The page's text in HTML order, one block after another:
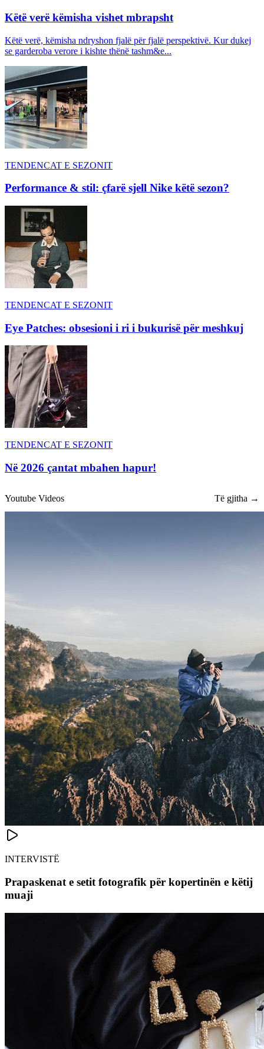
Këtë verë këmisha vishet mbrapsht
Këtë verë, këmisha ndryshon fjalë për fjalë perspektivë. Kur dukej
se garderoba verore i kishte thënë tashm&e...
TENDENCAT E SEZONIT
Performance & stil: çfarë sjell Nike këtë sezon?
TENDENCAT E SEZONIT
Eye Patches: obsesioni i ri i bukurisë për meshkuj
TENDENCAT E SEZONIT
Në 2026 çantat mbahen hapur!
Youtube Videos Të gjitha →
INTERVISTË
Prapaskenat e setit fotografik për kopertinën e këtij
muaji